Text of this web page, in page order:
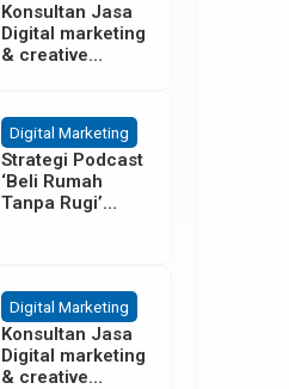
Konsultan Jasa
Digital marketing
& creative
Digital Marketing
Strategi Podcast
‘Beli Rumah
Tanpa Rugi’
Digital Marketing
Konsultan Jasa
Digital marketing
& creative